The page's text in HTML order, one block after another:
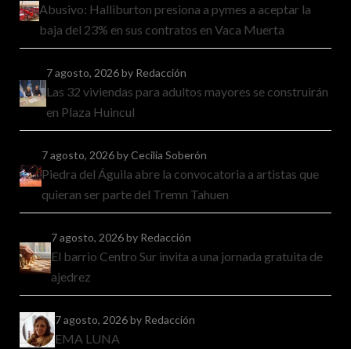
Abusivo: Halliburton presiona a pymes a aceptar la
baja del 23% en sus contratos en Vaca Muerta
7 agosto, 2026by Redacción
Las 32 viviendas para adultos mayores se construirán
en Plaza Huincul
7 agosto, 2026by Cecilia Soberón
Piedra del Águila abre la convocatoria a artistas que
quieran ser parte del Tremn Tahuen
7 agosto, 2026by Redacción
El barrio Centro Sur invita a una jornada gratuita de
ajedrez
7 agosto, 2026by Redacción
EMA LUNA